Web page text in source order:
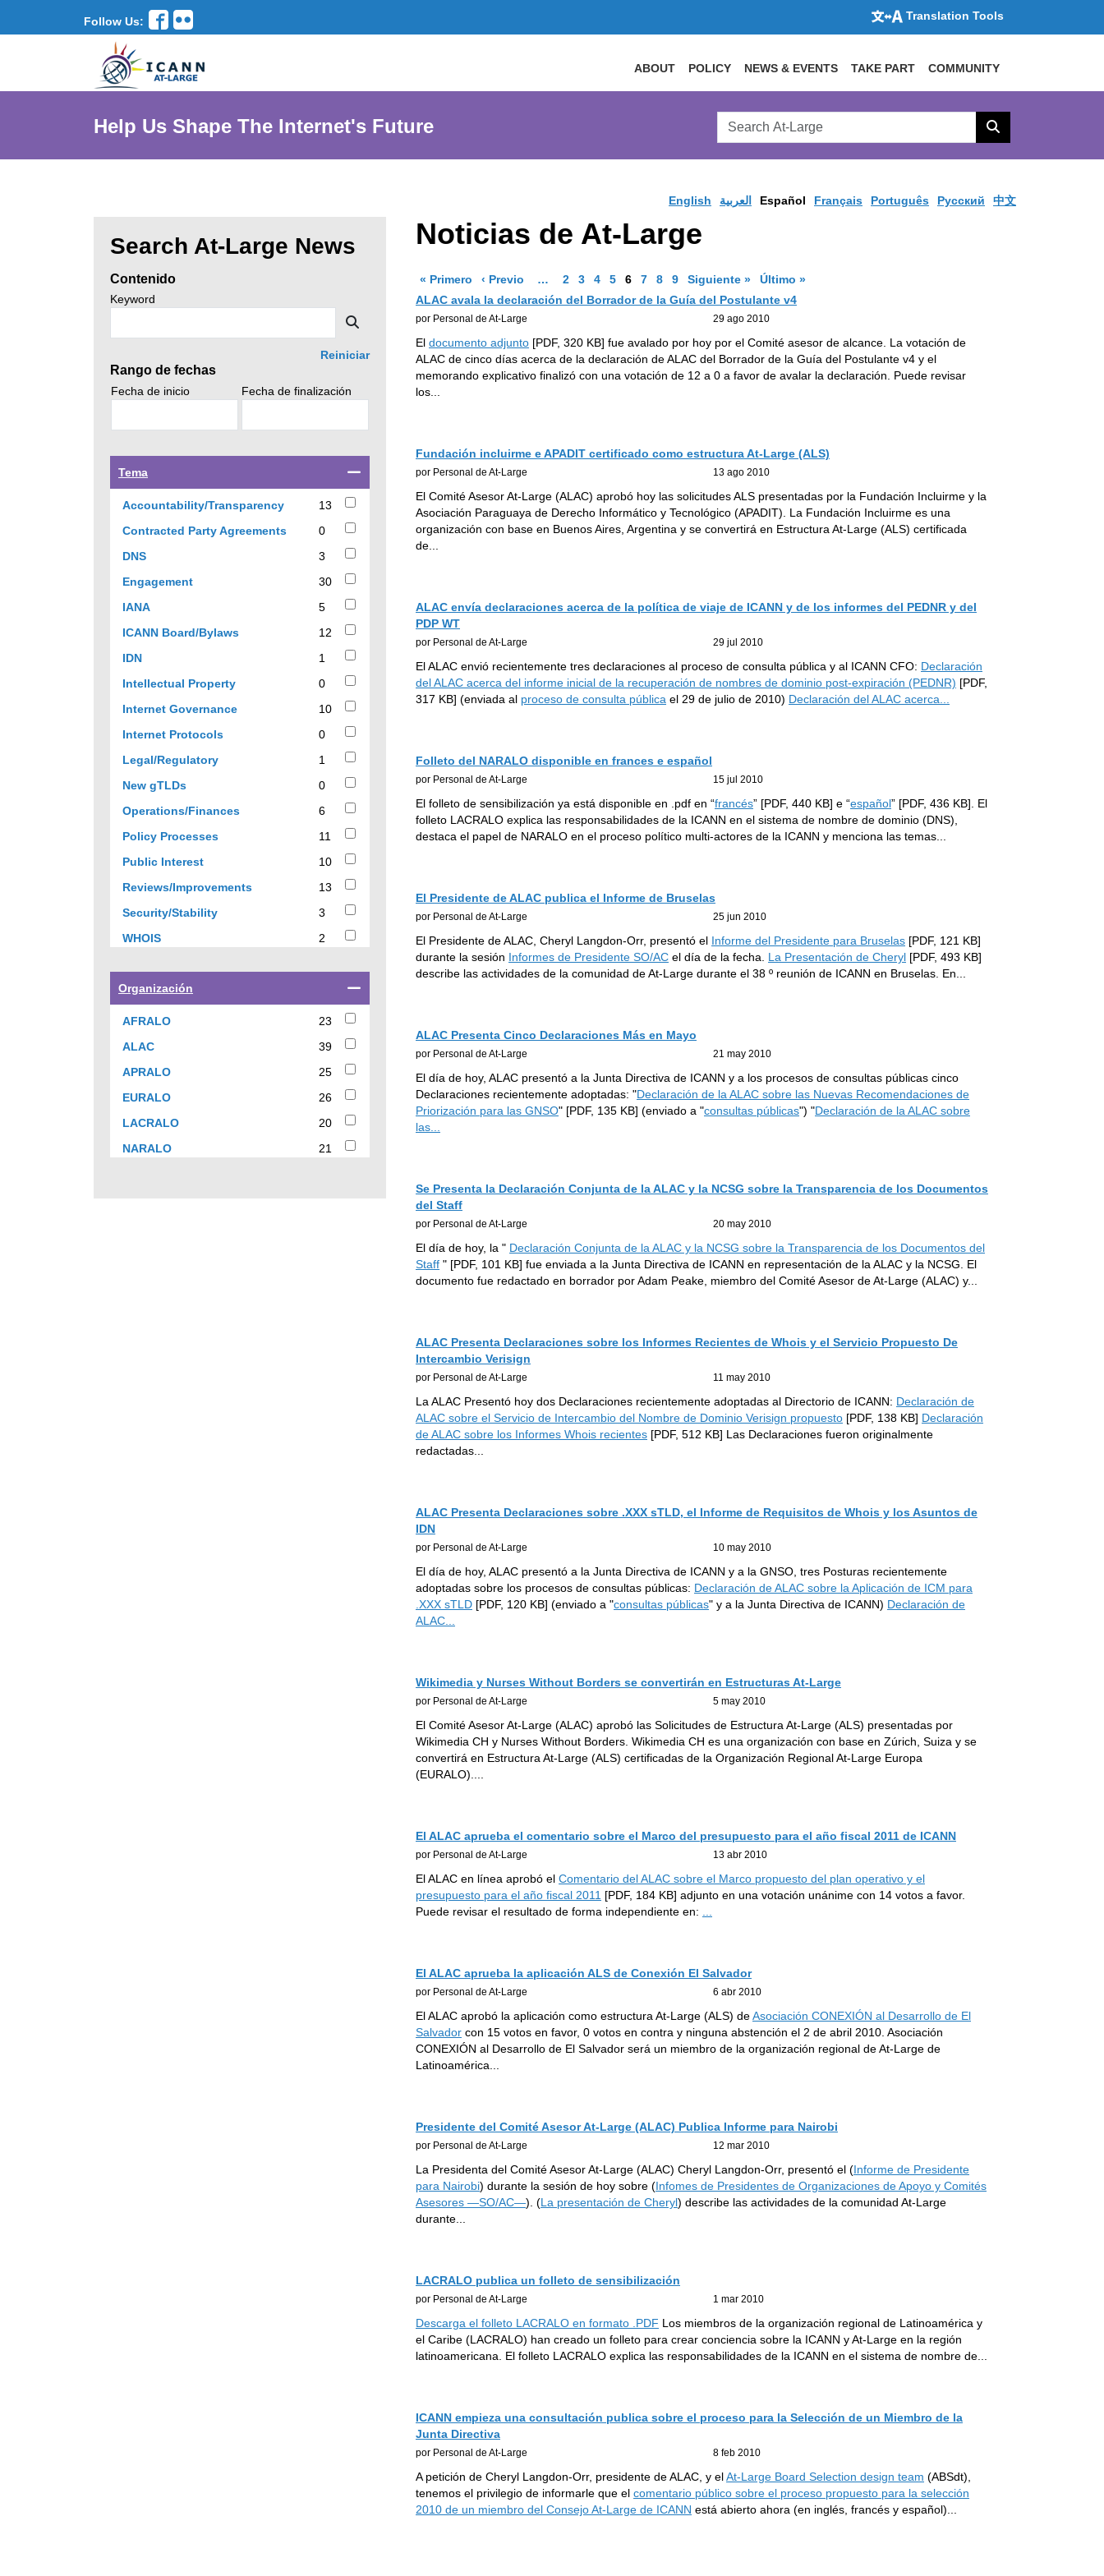
Follow Us: Translation Tools
ABOUT POLICY NEWS & EVENTS TAKE PART COMMUNITY
Help Us Shape The Internet's Future
Search
AtLarge
Search
English العربية Español Français Português Pусский 中文
Search At-Large News
search
criteria,
then
click
search.
Contenido
Search
Keyword
Reiniciar
Rango de fechas
Search
Fecha de inicio
Search
Fecha de finalización
Tema
a
checkbox
filter
topic
Accountability/Transparency13
13
Contracted Party Agreements0
0
DNS3
3
Engagement30
30
IANA
5
ICANN Board/Bylaws12
12
IDN1
1
Intellectual Property0
0
Internet Governance10
10
Internet Protocols0
0
Legal/Regulatory1
1
New gTLDs0
0
Operations/Finances6
6
Policy Processes11
11
Public Interest10
10
Reviews/Improvements13
13
Security/Stability3
3
WHOIS2
2
Organización
a
organization
AFRALO23
23
ALAC39
39
APRALO25
25
EURALO26
26
LACRALO20
20
NARALO21
21
Noticias de At-Large
« Primero Página de resultados
‹ Previo Página de resultados
More pages are available
… Go to Page
2 Go to Page
3 Go to Page
4 Go to Page
5 Go to Page
6 Go to Page
7 Go to Page
8 Go to Page
9 Siguiente »Página de resultados
Último »Página de resultados
ALAC avala la declaración del Borrador de la Guía del Postulante v4
por Personal de At-Large 29 ago 2010
El documento adjunto [PDF, 320 KB] fue avalado por hoy por el Comité asesor de alcance. La votación de
ALAC de cinco días acerca de la declaración de ALAC del Borrador de la Guía del Postulante v4 y el
memorando explicativo finalizó con una votación de 12 a 0 a favor de avalar la declaración. Puede revisar
los
Fundación incluirme e APADIT certificado como estructura At-Large (ALS)
por Personal de At-Large 13 ago 2010
El Comité Asesor At-Large (ALAC) aprobó hoy las solicitudes ALS presentadas por la Fundación Incluirme y la
Asociación Paraguaya de Derecho Informático y Tecnológico (APADIT). La Fundación Incluirme es una
organización con base en Buenos Aires, Argentina y se convertirá en Estructura At-Large (ALS) certificada
de
ALAC envía declaraciones acerca de la política de viaje de ICANN y de los informes del PEDNR y del
PDP WT
por Personal de At-Large 29 jul 2010
El ALAC envió recientemente tres declaraciones al proceso de consulta pública y al ICANN CFO: Declaración
del ALAC acerca del informe inicial de la recuperación de nombres de dominio post-expiración (PEDNR) [PDF,
317 KB] (enviada al proceso de consulta pública el 29 de julio de 2010) Declaración del ALAC acerca
Folleto del NARALO disponible en frances e español
por Personal de At-Large 15 jul 2010
El folleto de sensibilización ya está disponible en .pdf en “francés” [PDF, 440 KB] e “español” [PDF, 436 KB]. El
folleto LACRALO explica las responsabilidades de la ICANN en el sistema de nombre de dominio (DNS),
destaca el papel de NARALO en el proceso político multi-actores de la ICANN y menciona las temas
El Presidente de ALAC publica el Informe de Bruselas
por Personal de At-Large 25 jun 2010
El Presidente de ALAC, Cheryl Langdon-Orr, presentó el Informe del Presidente para Bruselas [PDF, 121 KB]
durante la sesión Informes de Presidente SO/AC el día de la fecha. La Presentación de Cheryl [PDF, 493 KB]
describe las actividades de la comunidad de At-Large durante el 38 º reunión de ICANN en Bruselas. En
ALAC Presenta Cinco Declaraciones Más en Mayo
por Personal de At-Large 21 may 2010
El día de hoy, ALAC presentó a la Junta Directiva de ICANN y a los procesos de consultas públicas cinco
Declaraciones recientemente adoptadas: "Declaración de la ALAC sobre las Nuevas Recomendaciones de
Priorización para las GNSO" [PDF, 135 KB] (enviado a "consultas públicas") "Declaración de la ALAC sobre
las
Se Presenta la Declaración Conjunta de la ALAC y la NCSG sobre la Transparencia de los Documentos
del Staff
por Personal de At-Large 20 may 2010
El día de hoy, la " Declaración Conjunta de la ALAC y la NCSG sobre la Transparencia de los Documentos del
Staff " [PDF, 101 KB] fue enviada a la Junta Directiva de ICANN en representación de la ALAC y la NCSG. El
documento fue redactado en borrador por Adam Peake, miembro del Comité Asesor de At-Large (ALAC) y...
ALAC Presenta Declaraciones sobre los Informes Recientes de Whois y el Servicio Propuesto De
Intercambio Verisign
por Personal de At-Large 11 may 2010
La ALAC Presentó hoy dos Declaraciones recientemente adoptadas al Directorio de ICANN: Declaración de
ALAC sobre el Servicio de Intercambio del Nombre de Dominio Verisign propuesto [PDF, 138 KB] Declaración
de ALAC sobre los Informes Whois recientes [PDF, 512 KB] Las Declaraciones fueron originalmente
redactadas
ALAC Presenta Declaraciones sobre .XXX sTLD, el Informe de Requisitos de Whois y los Asuntos de
IDN
por Personal de At-Large 10 may 2010
El día de hoy, ALAC presentó a la Junta Directiva de ICANN y a la GNSO, tres Posturas recientemente
adoptadas sobre los procesos de consultas públicas: Declaración de ALAC sobre la Aplicación de ICM para
.XXX sTLD [PDF, 120 KB] (enviado a "consultas públicas" y a la Junta Directiva de ICANN) Declaración de
ALAC
Wikimedia y Nurses Without Borders se convertirán en Estructuras At-Large
por Personal de At-Large 5 may 2010
El Comité Asesor At-Large (ALAC) aprobó las Solicitudes de Estructura At-Large (ALS) presentadas por
Wikimedia CH y Nurses Without Borders. Wikimedia CH es una organización con base en Zúrich, Suiza y se
convertirá en Estructura At-Large (ALS) certificadas de la Organización Regional At-Large Europa
(EURALO).
El ALAC aprueba el comentario sobre el Marco del presupuesto para el año fiscal 2011 de ICANN
por Personal de At-Large 13 abr 2010
El ALAC en línea aprobó el Comentario del ALAC sobre el Marco propuesto del plan operativo y el
presupuesto para el año fiscal 2011 [PDF, 184 KB] adjunto en una votación unánime con 14 votos a favor.
Puede revisar el resultado de forma independiente en:
El ALAC aprueba la aplicación ALS de Conexión El Salvador
por Personal de At-Large 6 abr 2010
El ALAC aprobó la aplicación como estructura At-Large (ALS) deAsociación CONEXIÓN al Desarrollo de El
Salvador con 15 votos en favor, 0 votos en contra y ninguna abstención el 2 de abril 2010. Asociación
CONEXIÓN al Desarrollo de El Salvador será un miembro de la organización regional de At-Large de
Latinoamérica
Presidente del Comité Asesor At-Large (ALAC) Publica Informe para Nairobi
por Personal de At-Large 12 mar 2010
La Presidenta del Comité Asesor At-Large (ALAC) Cheryl Langdon-Orr, presentó el (Informe de Presidente
para Nairobi) durante la sesión de hoy sobre (Infomes de Presidentes de Organizaciones de Apoyo y Comités
Asesores ―SO/AC―). (La presentación de Cheryl) describe las actividades de la comunidad At-Large
durante
LACRALO publica un folleto de sensibilización
por Personal de At-Large 1 mar 2010
Descarga el folleto LACRALO en formato .PDF Los miembros de la organización regional de Latinoamérica y
el Caribe (LACRALO) han creado un folleto para crear conciencia sobre la ICANN y At-Large en la región
latinoamericana. El folleto LACRALO explica las responsabilidades de la ICANN en el sistema de nombre de
ICANN empieza una consultación publica sobre el proceso para la Selección de un Miembro de la
Junta Directiva
por Personal de At-Large 8 feb 2010
A petición de Cheryl Langdon-Orr, presidente de ALAC, y elAt-Large Board Selection design team (ABSdt),
tenemos el privilegio de informarle que el comentario público sobre el proceso propuesto para la selección
2010 de un miembro del Consejo At-Large de ICANN está abierto ahora (en inglés, francés y español)